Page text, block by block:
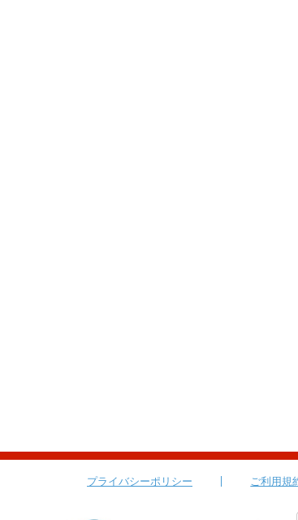
プライバシーポリシー ご利用規